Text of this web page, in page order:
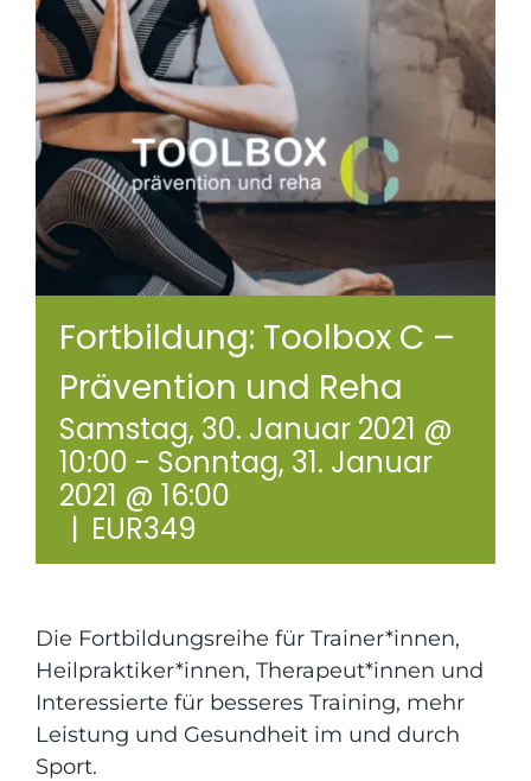
Praxisräume
Kontakt
Fortbildung: Toolbox C –
Prävention und Reha
Samstag, 30. Januar 2021 @
10:00 - Sonntag, 31. Januar
2021 @ 16:00
| EUR349
Die Fortbildungsreihe für Trainer*innen,
Heilpraktiker*innen, Therapeut*innen und
Interessierte für besseres Training, mehr
Leistung und Gesundheit im und durch
Sport.